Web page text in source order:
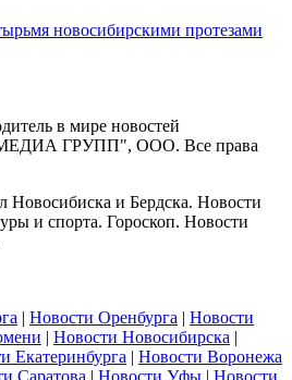
новосибирскими протезами
в мире новостей
ГРУПП", ООО. Все права
и Бердска. Новости
и спорта. Гороскоп. Новости
| Новости Оренбурга | Новости
| Новости Новосибирска |
Екатеринбурга | Новости Воронежа
Саратова | Новости Уфы | Новости